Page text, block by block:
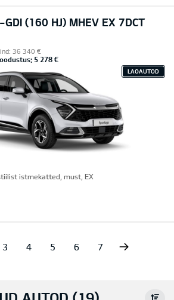
(160 HJ) MHEV EX 7DCT
36 340 €
5 278 €
LAOAUTOD
istmekatted, must, EX
3 4 5 6 7